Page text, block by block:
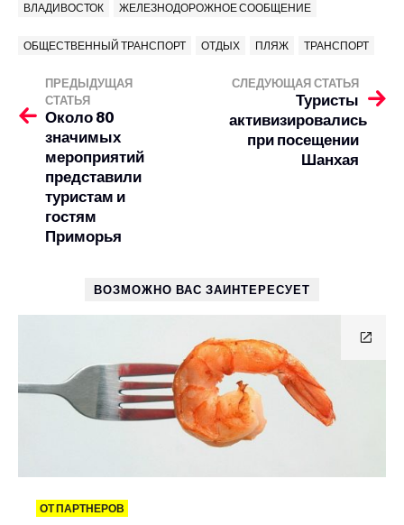
ВЛАДИВОСТОК ЖЕЛЕЗНОДОРОЖНОЕ СООБЩЕНИЕ
ОБЩЕСТВЕННЫЙ ТРАНСПОРТ ОТДЫХ ПЛЯЖ ТРАНСПОРТ
ПРЕДЫДУЩАЯ
СТАТЬЯ
Около 80
значимых
мероприятий
представили
туристам и
гостям
Приморья
СЛЕДУЮЩАЯ СТАТЬЯ
Туристы
активизировались
при посещении
Шанхая
ВОЗМОЖНО ВАС ЗАИНТЕРЕСУЕТ
ОТ ПАРТНЕРОВ